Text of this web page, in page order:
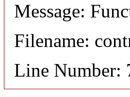
Message:
Filename:
Line Number: